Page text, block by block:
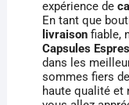
expérience de
En tant que
livraisonfiable,
Capsules
dans les
sommes fiers
haute qualité et